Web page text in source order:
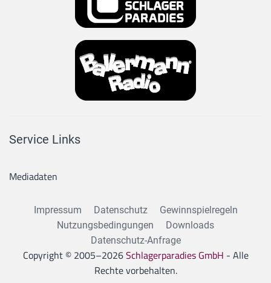
Service Links
Mediadaten
Impressum Datenschutz
Gewinnspielregeln
Nutzungsbedingungen
Downloads
Datenschutz-Anfrage
Copyright © 2005–2026Schlagerparadies GmbH - Alle
Rechte vorbehalten.